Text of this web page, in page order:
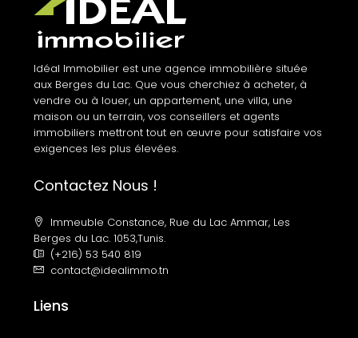
Idéal Immobilier est une agence immobilière située
aux Berges du Lac. Que vous cherchiez à acheter, à
vendre ou à louer, un appartement, une villa, une
maison ou un terrain, vos conseillers et agents
immobiliers mettront tout en œuvre pour satisfaire vos
exigences les plus élevées.
Contactez Nous !
Immeuble Constance, Rue du Lac Ammar, Les
Berges du Lac. 1053,Tunis.
(+216) 53 540 819
contact@idealimmo.tn
Liens